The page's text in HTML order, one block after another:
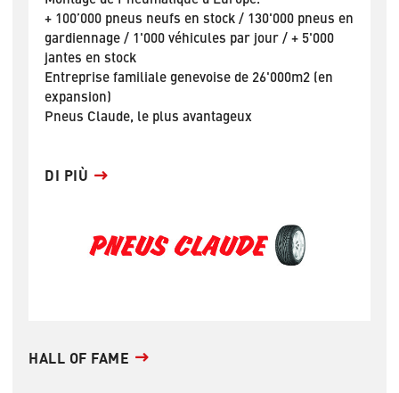
+ 100’000 pneus neufs en stock / 130'000 pneus en
gardiennage / 1'000 véhicules par jour / + 5'000
jantes en stock
Entreprise familiale genevoise de 26'000m2 (en
expansion)
Pneus Claude, le plus avantageux
DI PIÙ
HALL OF FAME